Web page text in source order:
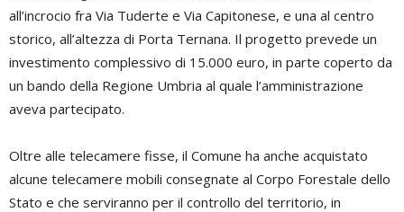
all’incrocio fra Via Tuderte e Via Capitonese, e una al centro
storico, all’altezza di Porta Ternana. Il progetto prevede un
investimento complessivo di 15.000 euro, in parte coperto da
un bando della Regione Umbria al quale l’amministrazione
aveva partecipato.
Oltre alle telecamere fisse, il Comune ha anche acquistato
alcune telecamere mobili consegnate al Corpo Forestale dello
Stato e che serviranno per il controllo del territorio, in